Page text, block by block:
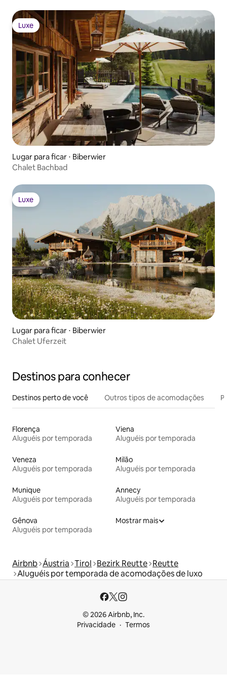
Luxe
Luxe
Lugar para ficar ⋅ Biberwier
Chalet Bachbad
Luxe
Luxe
Lugar para ficar ⋅ Biberwier
Chalet Uferzeit
Destinos para conhecer
Destinos perto de você Outros tipos de acomodações
Florença
Aluguéis por temporada
Viena
Aluguéis por temporada
Veneza
Aluguéis por temporada
Milão
Aluguéis por temporada
Munique
Aluguéis por temporada
Annecy
Aluguéis por temporada
Gênova
Aluguéis por temporada
Mostrar mais
Airbnb Áustria Tirol Bezirk Reutte Reutte
Aluguéis por temporada de acomodações de luxo
© 2026 Airbnb, Inc.
Privacidade
Termos